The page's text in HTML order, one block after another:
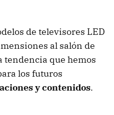
de televisores LED
al salón de
tendencia que hemos
los futuros
y contenidos.